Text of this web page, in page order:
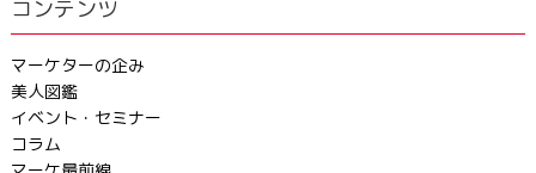
コンテンツ
マーケターの企み
美人図鑑
イベント・セミナー
コラム